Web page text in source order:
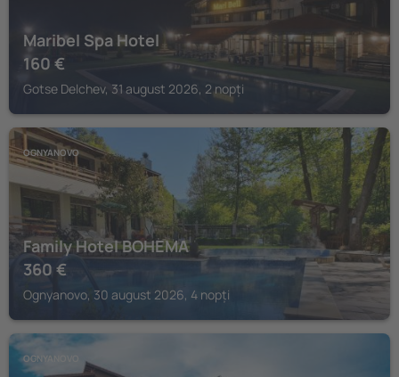
Maribel Spa Hotel
160 €
Gotse Delchev, 31 august 2026, 2 nopți
OGNYANOVO
Family Hotel BOHEMA
360 €
Ognyanovo, 30 august 2026, 4 nopți
OGNYANOVO